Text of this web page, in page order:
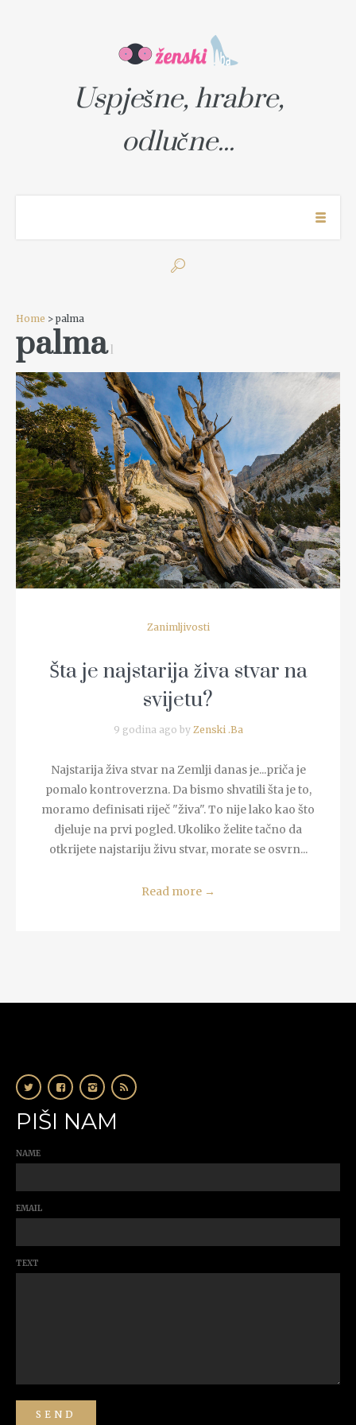
Uspješne, hrabre,
odlučne...
Home > palma
palma1
READ MORE
Zanimljivosti
Šta je najstarija živa stvar na
svijetu?
9 godina ago by Zenski .Ba
Najstarija živa stvar na Zemlji danas je...priča je
pomalo kontroverzna. Da bismo shvatili šta je to,
moramo definisati riječ "živa". To nije lako kao što
djeluje na prvi pogled. Ukoliko želite tačno da
otkrijete najstariju živu stvar, morate se osvrn...
Read more →
PIŠI NAM
NAME
EMAIL
TEXT